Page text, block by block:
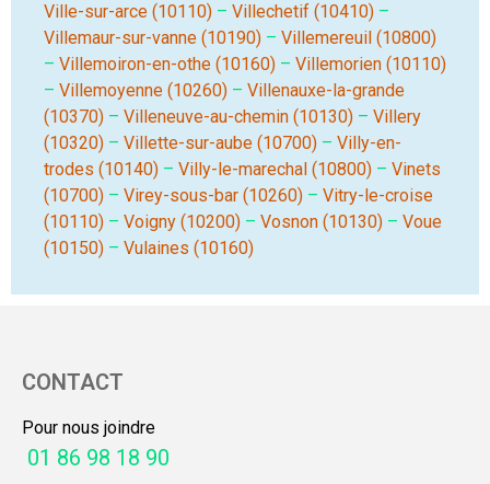
Ville-sur-arce (10110) – Villechetif (10410) –
Villemaur-sur-vanne (10190) – Villemereuil (10800)
– Villemoiron-en-othe (10160) – Villemorien (10110)
– Villemoyenne (10260) – Villenauxe-la-grande
(10370) – Villeneuve-au-chemin (10130) – Villery
(10320) – Villette-sur-aube (10700) – Villy-en-
trodes (10140) – Villy-le-marechal (10800) – Vinets
(10700) – Virey-sous-bar (10260) – Vitry-le-croise
(10110) – Voigny (10200) – Vosnon (10130) – Voue
(10150) – Vulaines (10160)
CONTACT
Pour nous joindre
01 86 98 18 90